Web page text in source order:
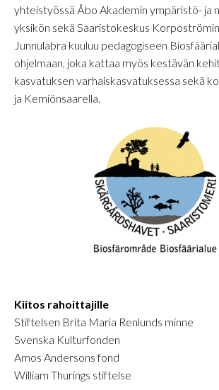
yhteistyössä Åbo Akademin ympäristö- ja
yksikön sekä Saaristokeskus
Junnulabra kuuluu pedagogiseen
ohjelmaan, joka kattaa myös kestävän
kasvatuksen varhaiskasvatuksessa sekä
ja Kemiönsaarella.
Kiitos rahoittajille
Stiftelsen Brita Maria Renlunds minne
Svenska Kulturfonden
Amos Andersons fond
William Thurings stiftelse